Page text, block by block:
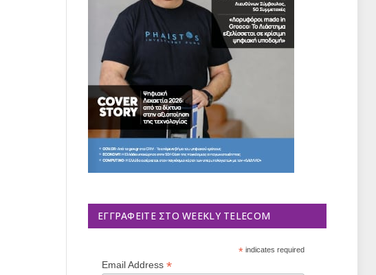
ΕΓΓΡΑΦΕΊΤΕ ΣΤΟ WEEKLY TELECOM
*indicates required
Email Address *